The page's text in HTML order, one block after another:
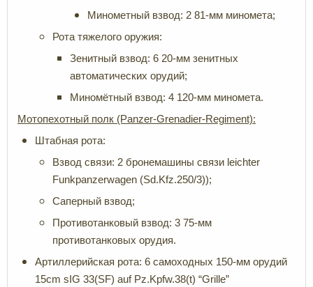
Минометный взвод: 2 81-мм миномета;
Рота тяжелого оружия:
Зенитный взвод: 6 20-мм зенитных
автоматических орудий;
Миномётный взвод: 4 120-мм миномета.
Мотопехотный полк (Panzer-Grenadier-Regiment):
Штабная рота:
Взвод связи: 2 бронемашины связи leichter
Funkpanzerwagen (Sd.Kfz.250/3));
Саперный взвод;
Противотанковый взвод: 3 75-мм
противотанковых орудия.
Артиллерийская рота: 6 самоходных 150-мм орудий
15cm sIG 33(SF) auf Pz.Kpfw.38(t) “Grille”